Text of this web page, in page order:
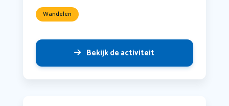
Wandelen
Bekijk de activiteit